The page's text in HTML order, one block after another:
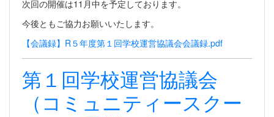
次回の開催は11月中を予定しております。
今後ともご協力お願いいたします。
【会議録】R５年度第１回学校運営協議会会議録.pdf
第１回学校運営協議会
（コミュニティースクー